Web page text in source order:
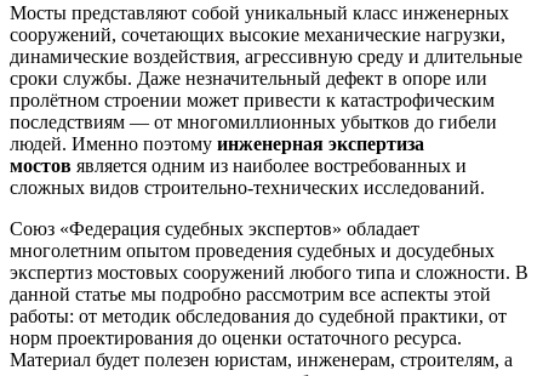
Мосты представляют собой уникальный класс инженерных
сооружений, сочетающих высокие механические нагрузки,
динамические воздействия, агрессивную среду и длительные
сроки службы. Даже незначительный дефект в опоре или
пролётном строении может привести к катастрофическим
последствиям — от многомиллионных убытков до гибели
людей. Именно поэтому инженерная экспертиза
мостов является одним из наиболее востребованных и
сложных видов строительно-технических исследований.
Союз «Федерация судебных экспертов» обладает
многолетним опытом проведения судебных и досудебных
экспертиз мостовых сооружений любого типа и сложности. В
данной статье мы подробно рассмотрим все аспекты этой
работы: от методик обследования до судебной практики, от
норм проектирования до оценки остаточного ресурса.
Материал будет полезен юристам, инженерам, строителям, а